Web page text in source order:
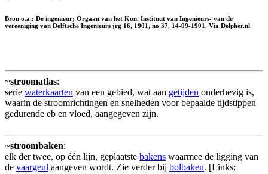
Bron o.a.: De ingenieur; Orgaan van het Kon. Instituut van Ingenieurs- van de
vereeniging van Delftsche Ingenieurs jrg 16, 1901, no 37, 14-09-1901. Via Delpher.nl
~stroomatlas:
serie waterkaarten van een gebied, wat aan getijden onderhevig is,
waarin de stroomrichtingen en snelheden voor bepaalde tijdstippen
gedurende eb en vloed, aangegeven zijn.
~stroombaken:
elk der twee, op één lijn, geplaatste bakens waarmee de ligging van
de vaargeul aangeven wordt. Zie verder bij bolbaken. [Links: